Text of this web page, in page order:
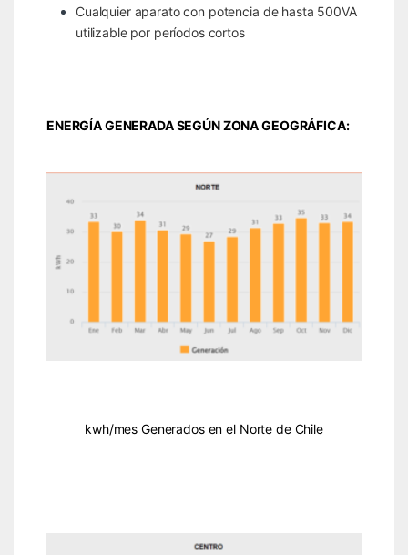
Cualquier aparato con potencia de hasta 500VA
utilizable por períodos cortos
ENERGÍA GENERADA SEGÚN ZONA GEOGRÁFICA:
kwh/mes Generados en el Norte de Chile